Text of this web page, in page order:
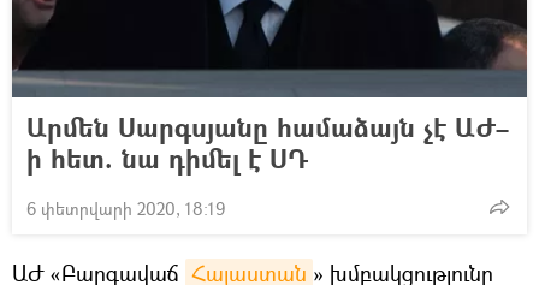
Արմեն Սարգսյանը համաձայն չէ ԱԺ–
ի հետ. նա դիմել է ՍԴ
6 փետրվարի 2020, 18:19
ԱԺ «Բարգավաճ Հայաստան » խմբակցությունը